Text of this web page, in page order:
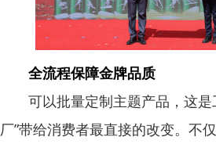
全流程保障金牌品质
可以批量定制主题产品，这是
厂”带给消费者最直接的改变。不